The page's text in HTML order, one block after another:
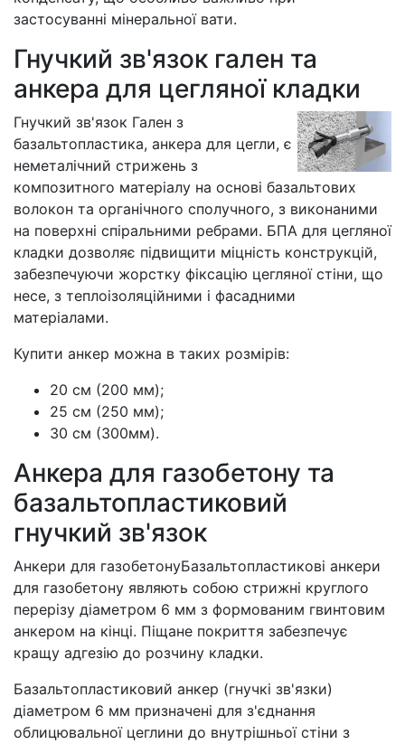
застосуванні мінеральної вати.
Гнучкий зв'язок гален та
анкера для цегляної кладки
Гнучкий зв'язок Гален з
базальтопластика, анкера для цегли, є
неметалічний стрижень з
композитного матеріалу на основі базальтових
волокон та органічного сполучного, з виконаними
на поверхні спіральними ребрами. БПА для цегляної
кладки дозволяє підвищити міцність конструкцій,
забезпечуючи жорстку фіксацію цегляної стіни, що
несе, з теплоізоляційними і фасадними
матеріалами.
Купити анкер можна в таких розмірів:
20 см (200 мм);
25 см (250 мм);
30 см (300мм).
Анкера для газобетону та
базальтопластиковий
гнучкий зв'язок
Анкери для газобетонуБазальтопластикові анкери
для газобетону являють собою стрижні круглого
перерізу діаметром 6 мм з формованим гвинтовим
анкером на кінці. Піщане покриття забезпечує
кращу адгезію до розчину кладки.
Базальтопластиковий анкер (гнучкі зв'язки)
діаметром 6 мм призначені для з'єднання
облицювальної цеглини до внутрішньої стіни з